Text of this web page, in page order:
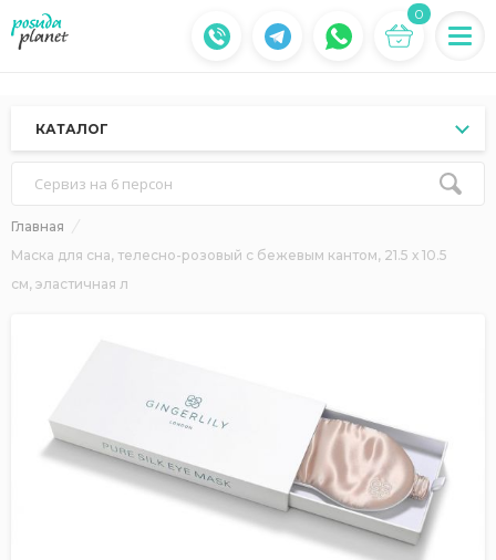
0
КАТАЛОГ
Сервиз на 6 персон
Главная
Маска для сна, телесно-розовый с бежевым кантом, 21.5 х 10.5
см, эластичная л